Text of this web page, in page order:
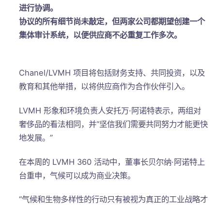
进行协调。
协议的所有细节尚未敲定，但两家公司都期望创建一个
集体审计系统，以便供应商不必重复工作多次。
Chanel/LVMH 项目将包括财务支持、共同投资，以及
教育和其他举措，以将供应商作为合作伙伴引入。
LVMH 形象和环境负责人安托万·阿诺特表示，两组对
奢侈品的看法相同，并“坚信我们需要共同努力才能更快
地发展。”
在本周的 LVMH 360 活动中，董事长贝尔纳·阿诺特上
台重申，气候可以成为商业决策。
“气候和生物多样性的行动只有被视为真正的工业战略才